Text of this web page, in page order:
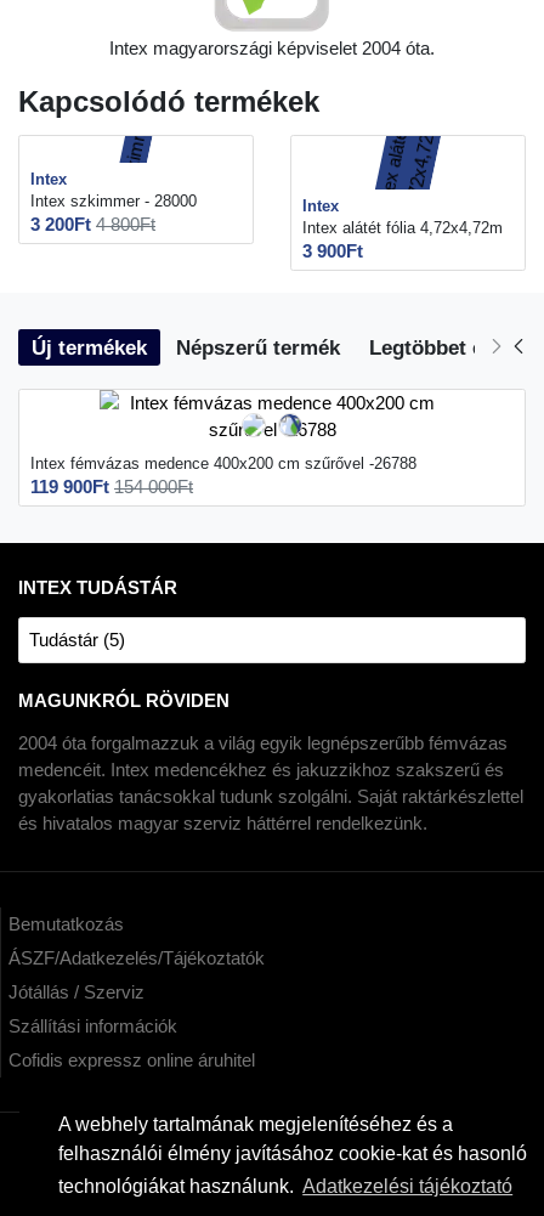
A webhely tartalmának megjelenítéséhez és a
felhasználói élmény javításához cookie-kat és hasonló
technológiákat használunk. Adatkezelési tájékoztató
Intex magyarországi képviselet 2004 óta.
Kapcsolódó termékek
Intex
Intex szkimmer - 28000
3 200Ft 4 800Ft
Intex
Intex alátét fólia 4,72x4,72m
3 900Ft
Új termékek Népszerű termék Legtöbbet eladott
Intex fémvázas medence 400x200 cm szűrővel -26788
119 900Ft 154 000Ft
INTEX TUDÁSTÁR
Tudástár (5)
MAGUNKRÓL RÖVIDEN
2004 óta forgalmazzuk a világ egyik legnépszerűbb fémvázas
medencéit. Intex medencékhez és jakuzzikhoz szakszerű és
gyakorlatias tanácsokkal tudunk szolgálni. Saját raktárkészlettel
és hivatalos magyar szerviz háttérrel rendelkezünk.
Bemutatkozás
ÁSZF/Adatkezelés/Tájékoztatók
Jótállás / Szerviz
Szállítási információk
Cofidis expressz online áruhitel
KAPCSOLAT
kertimedencek.hu - Intex képviselet Webáruház